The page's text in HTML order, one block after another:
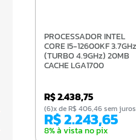
PROCESSADOR INTEL
CORE I5-12600KF 3.7GHz
(TURBO 4.9GHz) 20MB
CACHE LGA1700
R$ 2.438,75
R$ 2.243,65
8% à vista no pix
(6)x de R$ 406,46 sem juros